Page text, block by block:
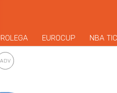
EUROCUP NBA